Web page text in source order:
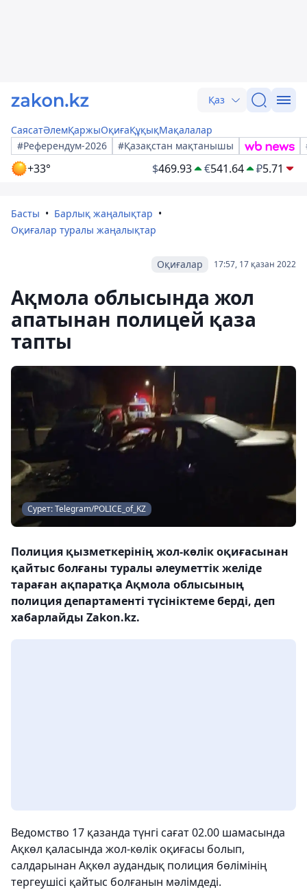
Қаз
СаясатӘлемҚаржыОқиғаҚұқықМақалалар
#Референдум-2026
#Қазақстан мақтанышы
+33° $469.93 €541.64 ₽5.71
Басты
Барлық жаңалықтар
Оқиғалар туралы жаңалықтар
17:57, 17 қазан 2022
Оқиғалар
Ақмола облысында жол
апатынан полицей қаза
тапты
Сурет: Telegram/POLICE_of_KZ
Полиция қызметкерінің жол-көлік оқиғасынан
қайтыс болғаны туралы әлеуметтік желіде
тараған ақпаратқа Ақмола облысының
полиция департаменті түсініктеме берді, деп
хабарлайды Zakon.kz.
Ведомство 17 қазанда түнгі сағат 02.00 шамасында
Ақкөл қаласында жол-көлік оқиғасы болып,
салдарынан Ақкөл аудандық полиция бөлімінің
тергеушісі қайтыс болғанын мәлімдеді.